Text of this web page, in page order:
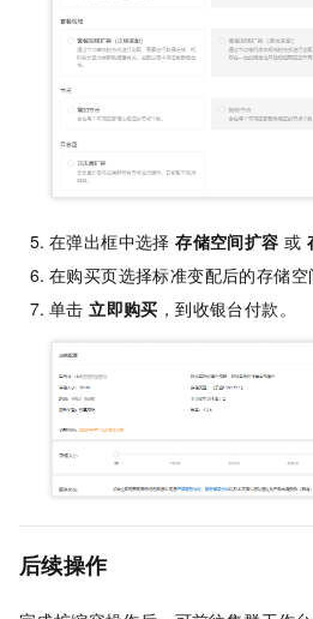
在弹出框中选择存储空间扩容或
在购买页选择标准变配后的存储
单击立即购买 ，到收银台付款。
后续操作